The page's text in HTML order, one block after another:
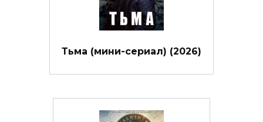
Тьма (мини-сериал) (2026)